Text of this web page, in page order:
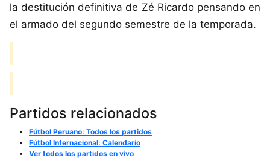
la destitución definitiva de Zé Ricardo pensando en
el armado del segundo semestre de la temporada.
Partidos relacionados
Fútbol Peruano: Todos los partidos
Fútbol Internacional: Calendario
Ver todos los partidos en vivo